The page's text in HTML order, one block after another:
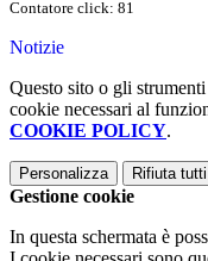
Contatore click: 81
Notizie
Questo sito o gli
cookie necessari al
COOKIE POLICY.
Personalizza Rifiuta tutti
Gestione cookie
In questa schermata è